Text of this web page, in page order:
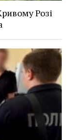
Розі